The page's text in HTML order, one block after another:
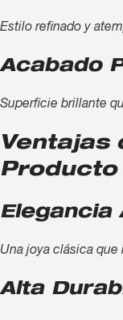
Estilo refinado y
Acabado
Superficie brillante
Ventajas
Producto
Elegancia
Una joya clásica que
Alta